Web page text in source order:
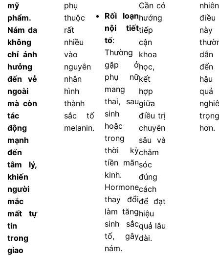
mỹ
phẩm.
Nám da
không
chỉ ảnh
hưởng
đến vẻ
ngoài
mà còn
tác
động
mạnh
đến
tâm lý,
khiến
người
mắc
mất tự
tin
trong
giao
phụ
thuộc
rất
nhiều
vào
nguyên
nhân
hình
thành
sắc tố
melanin.
Rối loạn
nội tiết
tố:
Thường
gặp ở
phụ nữ
mang
thai, sau
sinh
hoặc
trong
thời kỳ
tiền mãn
kinh.
Hormone
thay đổi
làm tăng
sinh sắc
tố, gây
nám.
Cần có
hướng
tiếp
cận
khoa
học,
kết
hợp
giữa
điều trị
chuyên
sâu và
chăm
sóc
đúng
cách
để đạt
hiệu
quả lâu
dài.
điều
này
dẫn
đến
hậu
quả
trọng
hơn.